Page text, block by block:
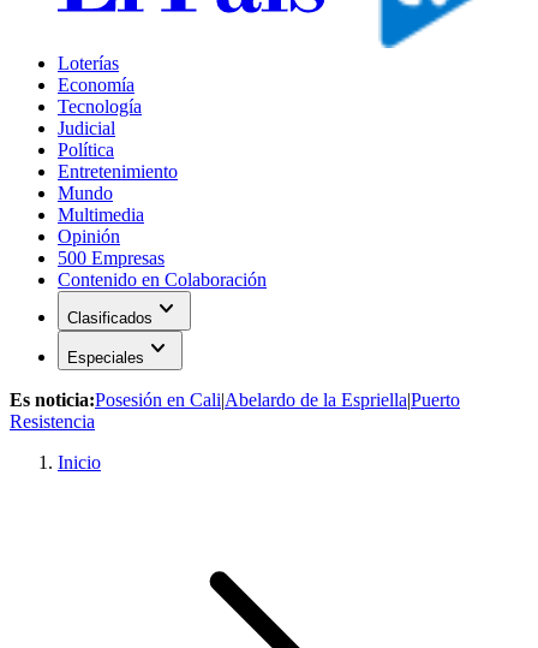
Loterías
Economía
Tecnología
Judicial
Política
Entretenimiento
Mundo
Multimedia
Opinión
500 Empresas
Contenido en Colaboración
Clasificados expand_more
Especiales expand_more
Es noticia:Posesión en Cali|Abelardo de la Espriella|Puerto
Resistencia
Inicio